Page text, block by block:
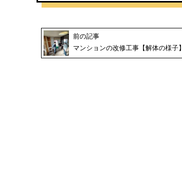
前の記事
マンションの改修工事【解体の様子】